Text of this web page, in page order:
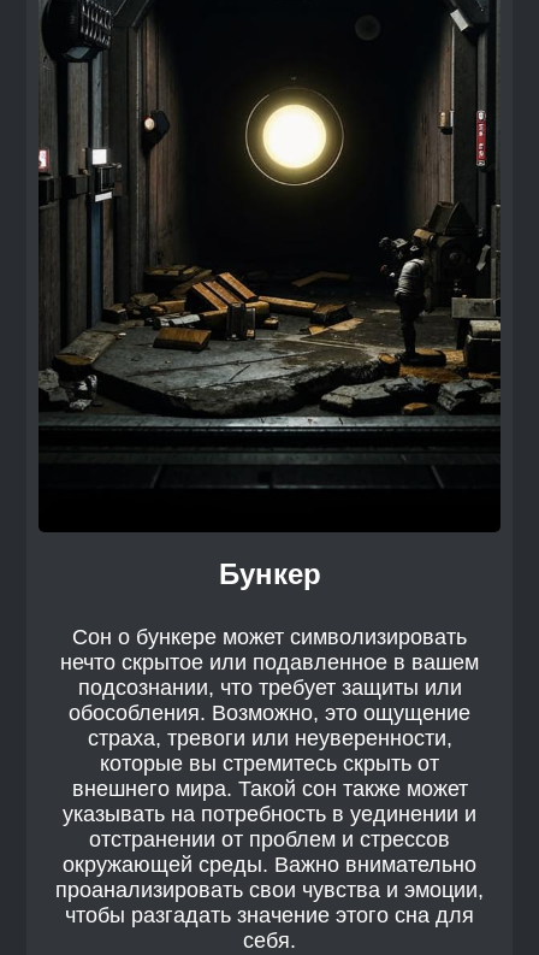
Бункер
Сон о бункере может символизировать
нечто скрытое или подавленное в вашем
подсознании, что требует защиты или
обособления. Возможно, это ощущение
страха, тревоги или неуверенности,
которые вы стремитесь скрыть от
внешнего мира. Такой сон также может
указывать на потребность в уединении и
отстранении от проблем и стрессов
окружающей среды. Важно внимательно
проанализировать свои чувства и эмоции,
чтобы разгадать значение этого сна для
себя.